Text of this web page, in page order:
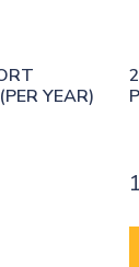
YEAR)